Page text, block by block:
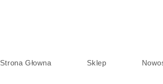
Strona Głowna Sklep